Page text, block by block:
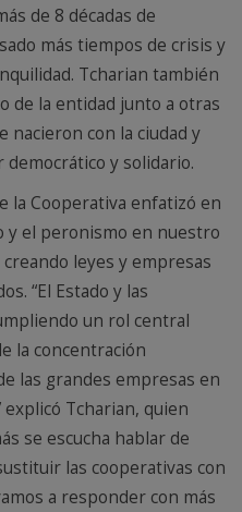
de 8 décadas de
más tiempos de crisis y
Tcharian también
de la entidad junto a otras
nacieron con la ciudad y
y solidario.
la Cooperativa enfatizó en
y el peronismo en nuestro
leyes y empresas
“El Estado y las
un rol central
la concentración
las grandes empresas en
explicó Tcharian, quien
se escucha hablar de
las cooperativas con
a responder con más